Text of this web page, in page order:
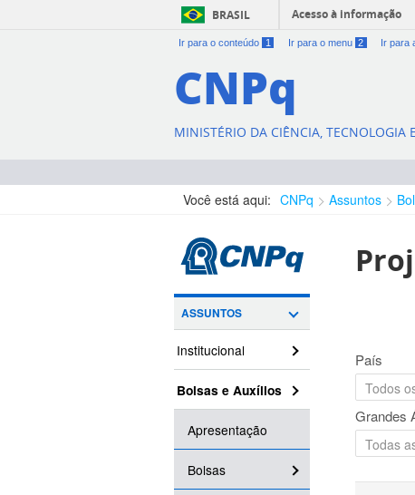
BRASIL Acesso à informação
Ir para o conteúdo 1 Ir para o menu 2 Ir para
CNPq
MINISTÉRIO DA CIÊNCIA, TECNOLOGIA
Você está aqui: CNPq Assuntos
ASSUNTOS
Institucional
Bolsas e Auxílios
Apresentação
Bolsas
País
Grandes